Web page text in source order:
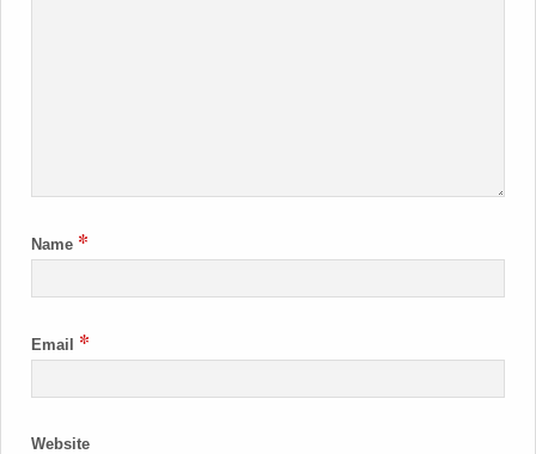
Name *
Email *
Website